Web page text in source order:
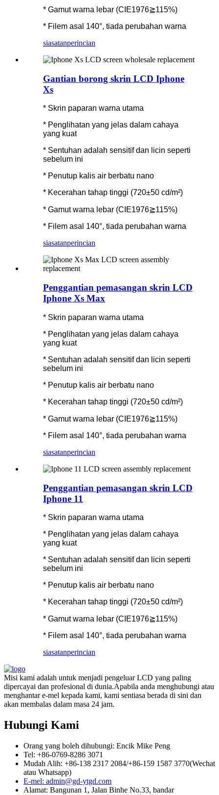
* Gamut warna lebar (CIE1976≧115%)
* Filem asal 140°, tiada perubahan warna
siasatanperincian
Gantian borong skrin LCD Iphone
Xs
* Skrin paparan warna utama
* Penglihatan yang jelas dalam cahaya
yang kuat
* Sentuhan adalah sensitif dan licin seperti
sebelum ini
* Penutup kalis air berbatu nano
* Kecerahan tahap tinggi (720±50 cd/m²)
* Gamut warna lebar (CIE1976≧115%)
* Filem asal 140°, tiada perubahan warna
siasatanperincian
Penggantian pemasangan skrin LCD
Iphone Xs Max
* Skrin paparan warna utama
* Penglihatan yang jelas dalam cahaya
yang kuat
* Sentuhan adalah sensitif dan licin seperti
sebelum ini
* Penutup kalis air berbatu nano
* Kecerahan tahap tinggi (720±50 cd/m²)
* Gamut warna lebar (CIE1976≧115%)
* Filem asal 140°, tiada perubahan warna
siasatanperincian
Penggantian pemasangan skrin LCD
Iphone 11
* Skrin paparan warna utama
* Penglihatan yang jelas dalam cahaya
yang kuat
* Sentuhan adalah sensitif dan licin seperti
sebelum ini
* Penutup kalis air berbatu nano
* Kecerahan tahap tinggi (720±50 cd/m²)
* Gamut warna lebar (CIE1976≧115%)
* Filem asal 140°, tiada perubahan warna
siasatanperincian
Misi kami adalah untuk menjadi pengeluar LCD yang paling
dipercayai dan profesional di dunia.Apabila anda menghubungi atau
menghantar e-mel kepada kami, kami sentiasa berada di sini dan
akan membalas dalam masa 24 jam.
Hubungi Kami
Orang yang boleh dihubungi: Encik Mike Peng
Tel: +86-0769-8286 3071
Mudah Alih: +86-138 2317 2084/+86-159 1587 3770(Wechat
atau Whatsapp)
E-mel: admin@gd-ytgd.com
Alamat: Bangunan 1, Jalan Binhe No.33, bandar